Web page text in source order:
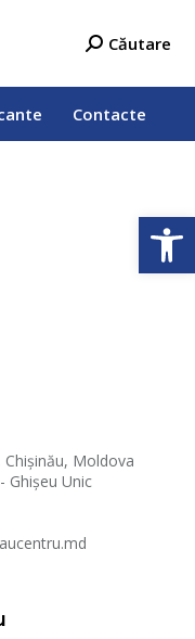
Search:
Căutare
Contacte
Moldova
Ghișeu Unic
Contacte